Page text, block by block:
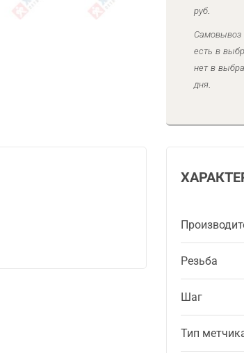
руб.
Самовывоз
есть в
нет в
дня.
Резьба
Шаг
Тип